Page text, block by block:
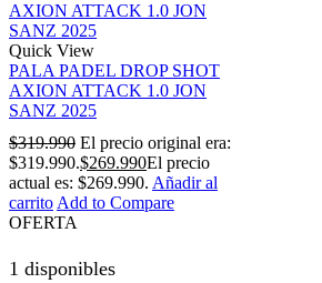
Quick View
PALA PADEL DROP SHOT
AXION ATTACK 1.0 JON
SANZ 2025
$319.990 El precio original era:
$319.990.$269.990El precio
actual es: $269.990. Añadir al
carrito Add to Compare
OFERTA
1 disponibles